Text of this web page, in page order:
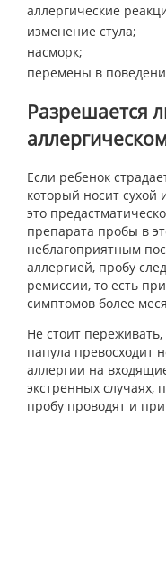
аллергические
изменение стула;
насморк;
перемены в
Разрешается
Если ребенок
который носит
это
препарата пробы в
неблагоприятным
аллергией, пробу
ремиссии, то есть
симптомов более
Не стоит
папула превосходит
аллергии на
экстренных случаях,
пробу проводят и